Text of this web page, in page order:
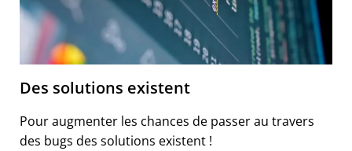
Des solutions existent
Pour augmenter les chances de passer au travers
des bugs des solutions existent !